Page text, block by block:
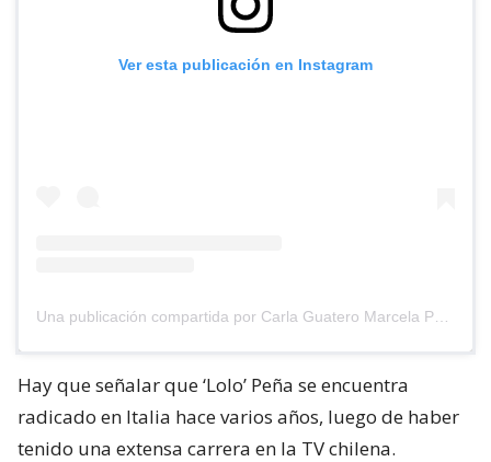
Ver esta publicación en Instagram
Hay que señalar que ‘Lolo’ Peña se encuentra
radicado en Italia hace varios años, luego de haber
tenido una extensa carrera en la TV chilena.